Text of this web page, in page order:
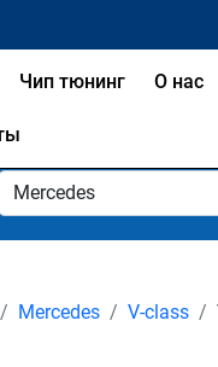
Чип тюнинг О нас
Mercedes V-class